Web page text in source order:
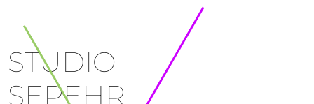
STUDIO
SEPEHR